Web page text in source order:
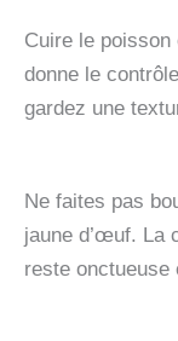
Cuire le
donne le
gardez une
Ne faites pas
jaune d’œuf. La
reste onctueuse